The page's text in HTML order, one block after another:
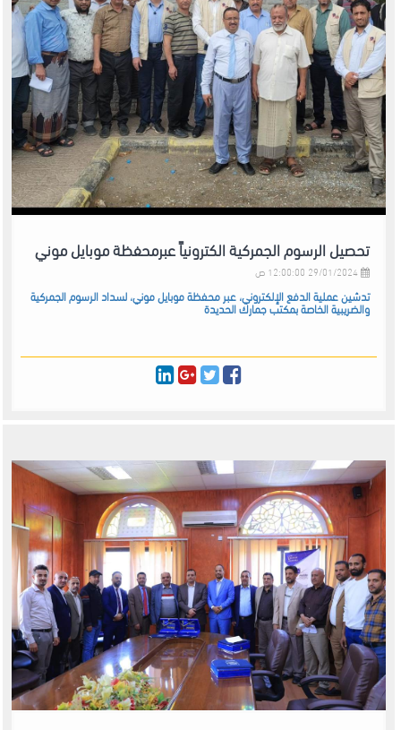
تحصيل الرسوم الجمركية الكترونياً عبرمحفظة موبايل موني
تدشين عملية الدفع الإلكتروني، عبر محفظة موبايل موني، لسداد الرسوم الجمركية
والضريبية الخاصة بمكتب جمارك الحديدة